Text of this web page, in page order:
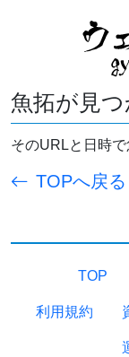
魚拓が見つ
そのURLと日時で
TOPへ戻る
TOP
利用規約